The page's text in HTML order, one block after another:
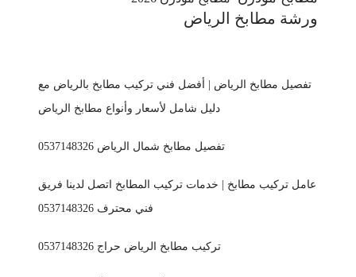
ورشة مطابخ الرياض
تفصيل مطابخ الرياض | أفضل فني تركيب مطابخ بالرياض مع
دليل شامل لأسعار وأنواع مطابخ الرياض
تفصيل مطابخ شمال الرياض 0537148326
عامل تركيب مطابخ | خدمات تركيب المطابخ اتصل لدينا فريق
فني محترف 0537148326
تركيب مطابخ الرياض حراج 0537148326